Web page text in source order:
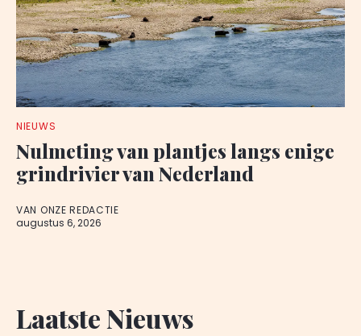
NIEUWS
Nulmeting van plantjes langs enige
grindrivier van Nederland
VAN ONZE REDACTIE
augustus 6, 2026
Laatste Nieuws